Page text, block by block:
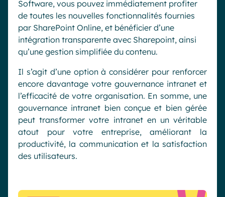
Software, vous pouvez immédiatement profiter
de toutes les nouvelles fonctionnalités fournies
par SharePoint Online, et bénéficier d’une
intégration transparente avec Sharepoint, ainsi
qu’une gestion simplifiée du contenu.
Il s’agit d’une option à considérer pour renforcer
encore davantage votre gouvernance intranet et
l’efficacité de votre organisation. En somme, une
gouvernance intranet bien conçue et bien gérée
peut transformer votre intranet en un véritable
atout pour votre entreprise, améliorant la
productivité, la communication et la satisfaction
des utilisateurs.